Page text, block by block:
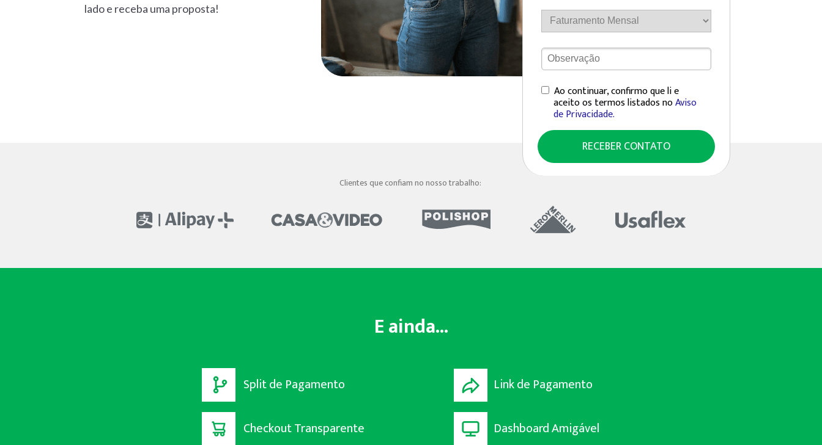
Ao continuar, confirmo que li e
aceito os termos listados noAviso
de Privacidade.
RECEBER CONTATO
lado e receba uma proposta!
E ainda...
Link de Pagamento
Checkout Transparente Dashboard Amigável
Split de Pagamento
Clientes que confiam no nosso trabalho: